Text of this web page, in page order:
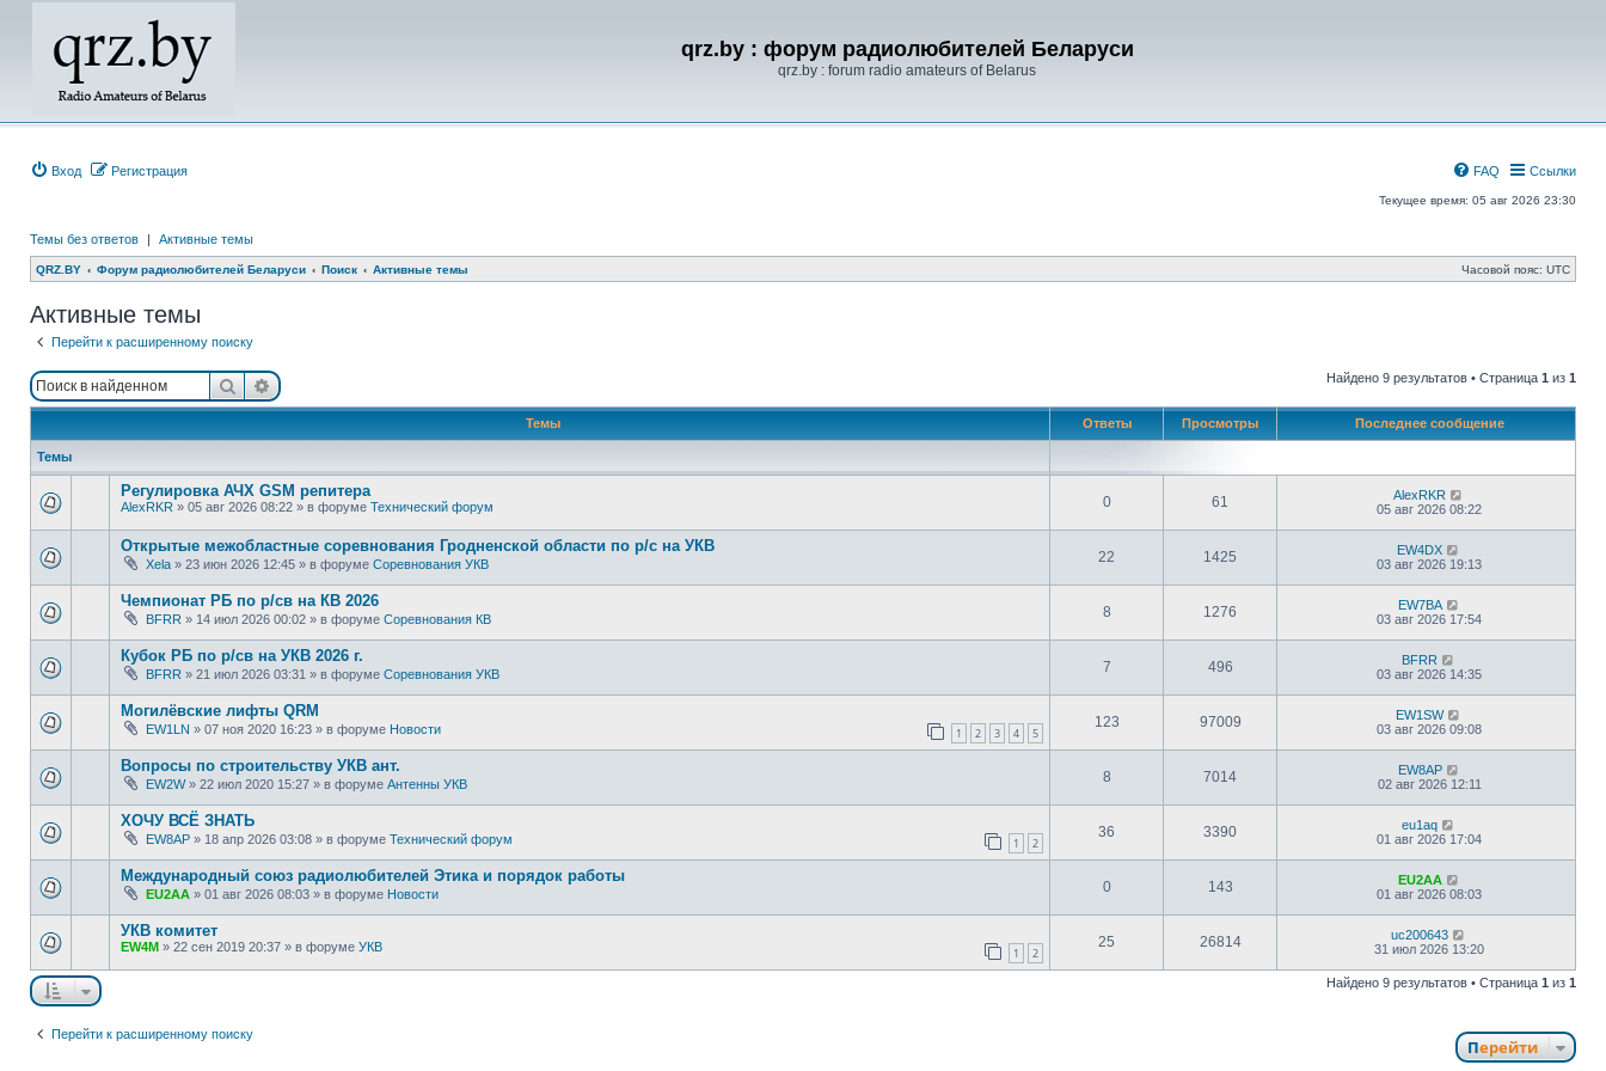
qrz.by : форум радиолюбителей Беларуси
qrz.by : forum radio amateurs of Belarus
Вход Регистрация Ссылки
FAQ
Текущее время: 05 авг 2026 23:30
Темы без ответов | Активные темы
QRZ.BY Форум радиолюбителей Беларуси Поиск Активные темы Часовой пояс: UTC
Активные темы
Перейти к расширенному поиску
ПоискРасширенный поиск Найдено 9 результатов • Страница 1 из 1
Темы Ответы Просмотры Последнее сообщение
Темы
Регулировка АЧХ GSM репитера
AlexRKR » 05 авг 2026 08:22 » в форуме Технический форум 0 61
AlexRKR
05 авг 2026 08:22
Открытые межобластные соревнования Гродненской области по р/с на УКВ
Xela » 23 июн 2026 12:45 » в форуме Соревнования УКВ 22 1425
EW4DX
03 авг 2026 19:13
Чемпионат РБ по р/св на КВ 2026
BFRR » 14 июл 2026 00:02 » в форуме Соревнования КВ 8 1276
EW7BA
03 авг 2026 17:54
Кубок РБ по р/св на УКВ 2026 г.
BFRR » 21 июл 2026 03:31 » в форуме Соревнования УКВ 7 496
BFRR
03 авг 2026 14:35
Могилёвские лифты QRM
EW1LN » 07 ноя 2020 16:23 » в форуме Новости 1 2 3 4 5
123 97009
EW1SW
03 авг 2026 09:08
Вопросы по строительству УКВ ант.
EW2W» 22 июл 2020 15:27 » в форуме Антенны УКВ 8 7014
EW8AP
02 авг 2026 12:11
ХОЧУ ВСЁ ЗНАТЬ
EW8AP » 18 апр 2026 03:08 » в форуме Технический форум 1 2
36 3390
eu1aq
01 авг 2026 17:04
Международный союз радиолюбителей Этика и порядок работы
EU2AA » 01 авг 2026 08:03 » в форуме Новости 0 143
EU2AA
01 авг 2026 08:03
УКВ комитет
EW4M » 22 сен 2019 20:37 » в форуме УКВ 1 2
25 26814
uc200643
31 июл 2026 13:20
Найдено 9 результатов • Страница 1 из 1
Перейти к расширенному поиску
Перейти